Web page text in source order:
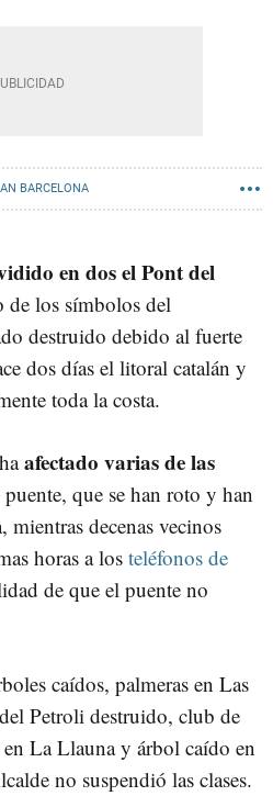
BARCELONA
en dos el Pont del
de los símbolos del
destruido debido al fuerte
dos días el litoral catalán y
toda la costa.
afectado varias de las
que se han roto y han
mientras decenas vecinos
horas a los teléfonos de
de que el puente no
caídos, palmeras en Las
Petroli destruido, club de
La Llauna y árbol caído en
no suspendió las clases.